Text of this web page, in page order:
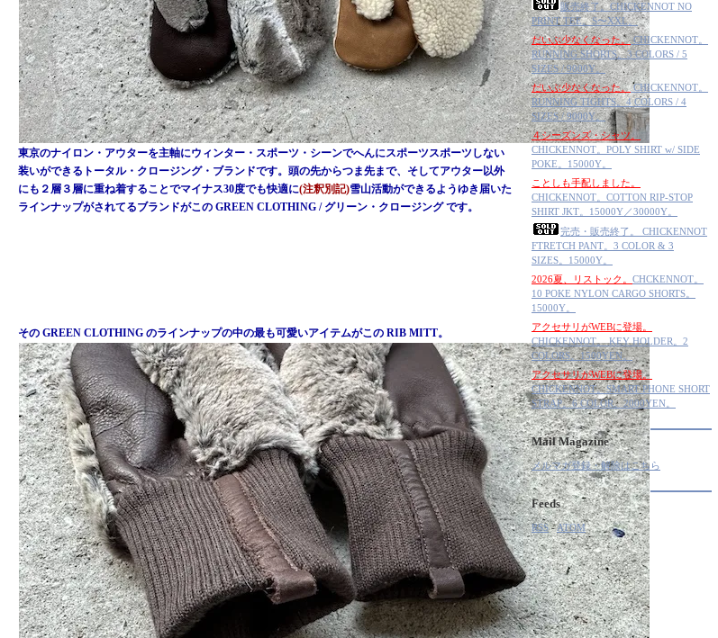
東京のナイロン・アウターを主軸にウィンター・スポーツ・シーンでへんにスポーツスポーツしない
装いができるトータル・クロージング・ブランドです。頭の先からつま先まで、そしてアウター以外
にも２層３層に重ね着することでマイナス30度でも快適に(注釈別記)雪山活動ができるようゆき届いた
ラインナップがされてるブランドがこの GREEN CLOTHING / グリーン・クロージング です。
その GREEN CLOTHING のラインナップの中の最も可愛いアイテムがこの RIB MITT。
販売終了。CHICKENNOT NO
PRINT TEE。S〜XXL。
だいぶ少なくなった。CHICKENNOT。
RUNNING SHORTS。3 COLORS / 5
SIZES / 9000Y。
だいぶ少なくなった。CHICKENNOT。
RUNNING TIGHTS。4 COLORS / 4
SIZES / 9000Y。
４シーズンズ・シャツ。
CHICKENNOT。POLY SHIRT w/ SIDE
POKE。15000Y。
ことしも手配しました。
CHICKENNOT。COTTON RIP-STOP
SHIRT JKT。15000Y／30000Y。
完売・販売終了。 CHICKENNOT
FTRETCH PANT。3 COLOR & 3
SIZES。15000Y。
2026夏、リストック。 CHCKENNOT。
10 POKE NYLON CARGO SHORTS。
15000Y。
アクセサリがWEBに登場。
CHICKENNOT。 KEY HOLDER。2
COLORS。1500YEN。
アクセサリがWEBに登場。
CHICKENNOT。SMART PHONE SHORT
STRAP。6 COLOR。2000YEN。
Mail Magazine
メルマガ登録・解除はこちら
Feeds
RSS-ATOM